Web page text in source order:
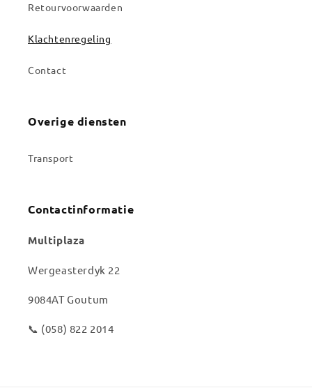
Retourvoorwaarden
Klachtenregeling
Contact
Overige diensten
Transport
Contactinformatie
Multiplaza
Wergeasterdyk 22
9084AT Goutum
📞 (058) 822 2014